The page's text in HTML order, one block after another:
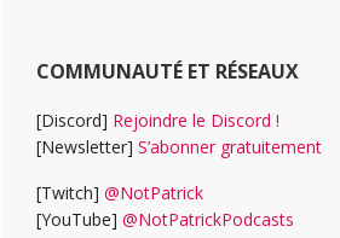
COMMUNAUTÉ ET RÉSEAUX
[Discord] Rejoindre le Discord !
[Newsletter] S’abonner gratuitement
[Twitch] @NotPatrick
[YouTube] @NotPatrickPodcasts